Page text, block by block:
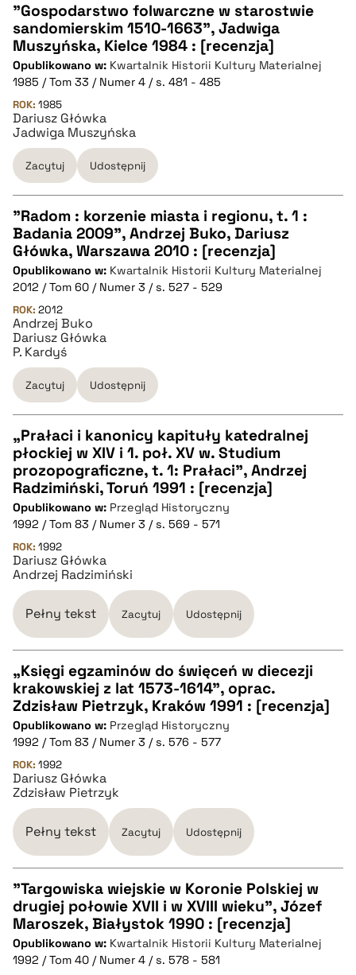
CZYSTY TEKST
pobierz cytat
BIBTEX
pobierz cytat
"Gospodarstwo folwarczne w starostwie
sandomierskim 1510-1663", Jadwiga
Muszyńska, Kielce 1984 : [recenzja]
Opublikowano w: Kwartalnik Historii Kultury Materialnej
1985 / Tom 33 / Numer 4 / s. 481 - 485
ROK: 1985
Dariusz Główka
Jadwiga Muszyńska
Zacytuj Udostępnij
CZYSTY TEKST
pobierz cytat
BIBTEX
pobierz cytat
"Radom : korzenie miasta i regionu, t. 1 :
Badania 2009", Andrzej Buko, Dariusz
Główka, Warszawa 2010 : [recenzja]
Opublikowano w: Kwartalnik Historii Kultury Materialnej
2012 / Tom 60 / Numer 3 / s. 527 - 529
ROK: 2012
Andrzej Buko
Dariusz Główka
P. Kardyś
Zacytuj Udostępnij
CZYSTY TEKST
pobierz cytat
BIBTEX
pobierz cytat
„Prałaci i kanonicy kapituły katedralnej
płockiej w XIV i 1. poł. XV w. Studium
prozopograficzne, t. 1: Prałaci”, Andrzej
Radzimiński, Toruń 1991 : [recenzja]
Opublikowano w: Przegląd Historyczny
1992 / Tom 83 / Numer 3 / s. 569 - 571
ROK: 1992
Dariusz Główka
Andrzej Radzimiński
Pełny tekst Zacytuj Udostępnij
CZYSTY TEKST
pobierz cytat
BIBTEX
pobierz cytat
„Księgi egzaminów do święceń w diecezji
krakowskiej z lat 1573-1614”, oprac.
Zdzisław Pietrzyk, Kraków 1991 : [recenzja]
Opublikowano w: Przegląd Historyczny
1992 / Tom 83 / Numer 3 / s. 576 - 577
ROK: 1992
Dariusz Główka
Zdzisław Pietrzyk
Pełny tekst Zacytuj Udostępnij
CZYSTY TEKST
pobierz cytat
"Targowiska wiejskie w Koronie Polskiej w
drugiej połowie XVII i w XVIII wieku", Józef
Maroszek, Białystok 1990 : [recenzja]
Opublikowano w: Kwartalnik Historii Kultury Materialnej
1992 / Tom 40 / Numer 4 / s. 578 - 581